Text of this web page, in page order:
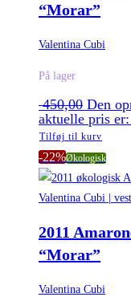
“Morar”
Valentina Cubi
På lager
450,00 Den
aktuelle pris
Tilføj til kurv
-22%Økologisk
2011
“Morar”
Valentina Cubi